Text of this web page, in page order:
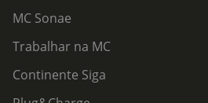
MC Sonae
Trabalhar na MC
Continente Siga